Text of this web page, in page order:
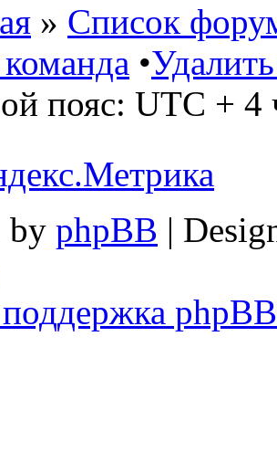
» Список
•
пояс: UTC + 4
by phpBB |
поддержка phpBB